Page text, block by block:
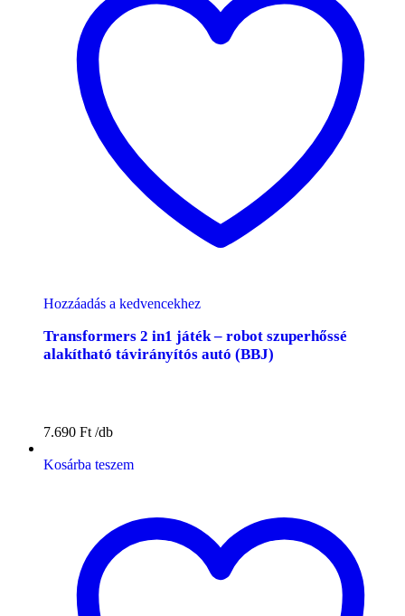
Hozzáadás a kedvencekhez
Transformers 2 in1 játék – robot szuperhőssé
alakítható távirányítós autó (BBJ)
7.690 Ft
Kosárba teszem